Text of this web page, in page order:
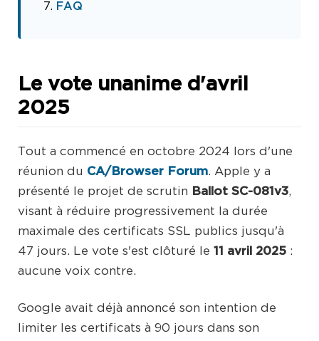
FAQ
Le vote unanime d'avril
2025
Tout a commencé en octobre 2024 lors d'une
réunion du CA/Browser Forum. Apple y a
présenté le projet de scrutin Ballot SC-081v3,
visant à réduire progressivement la durée
maximale des certificats SSL publics jusqu'à
47 jours. Le vote s'est clôturé le 11 avril 2025 :
aucune voix contre.
Google avait déjà annoncé son intention de
limiter les certificats à 90 jours dans son